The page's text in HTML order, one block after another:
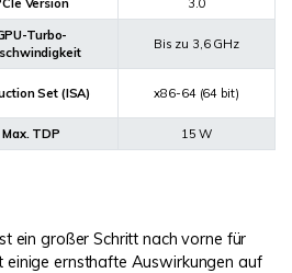
Version 3.0
Turbo-
Bis zu 3,6 GHz
Set (ISA) x86-64 (64 bit)
Max. TDP 15 W
ein großer Schritt nach vorne für
einige ernsthafte Auswirkungen auf